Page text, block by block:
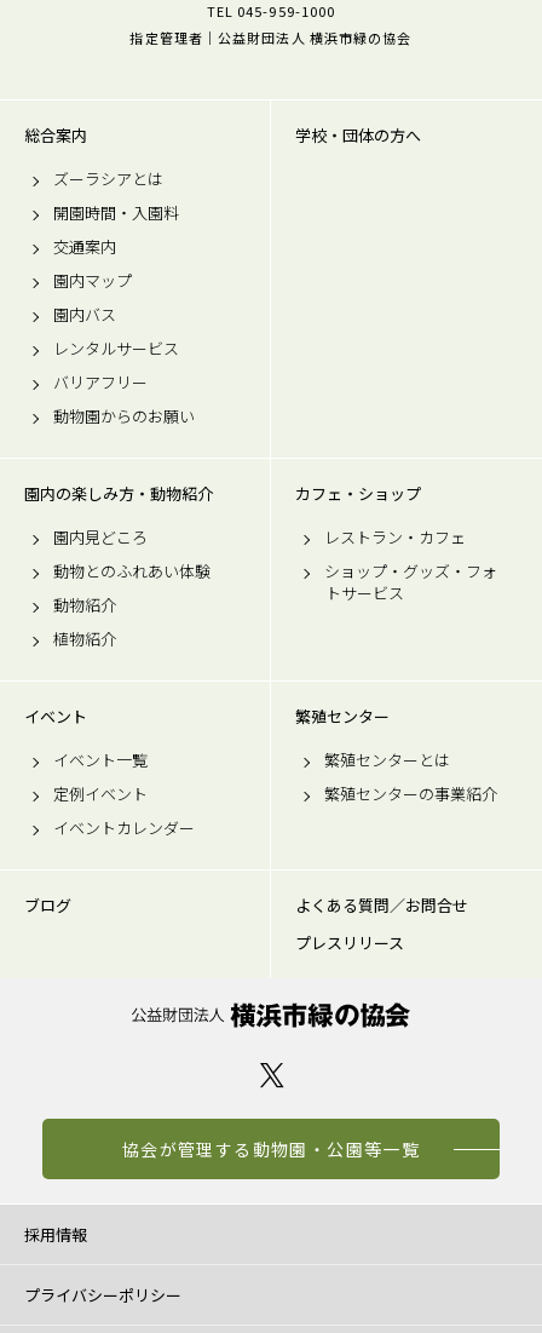
TEL 045-959-1000
指定管理者｜公益財団法人 横浜市緑の協会
総合案内
ズーラシアとは
開園時間・入園料
交通案内
園内マップ
園内バス
レンタルサービス
バリアフリー
動物園からのお願い
学校・団体の方へ
園内の楽しみ方・動物紹介
園内見どころ
動物とのふれあい体験
動物紹介
植物紹介
カフェ・ショップ
レストラン・カフェ
ショップ・グッズ・フォ
トサービス
イベント
イベント一覧
定例イベント
イベントカレンダー
繁殖センター
繁殖センターとは
繁殖センターの事業紹介
ブログ
よくある質問／お問合せ
プレスリリース
協会が管理する動物園・公園等一覧
採用情報
プライバシーポリシー